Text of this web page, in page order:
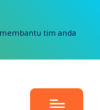
tim anda